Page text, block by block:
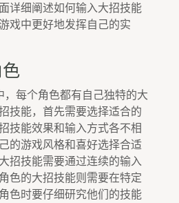
详细阐述如何输入大招技能
戏中更好地发挥自己的实
每个角色都有自己独特的大
技能，首先需要选择适合的
技能效果和输入方式各不相
的游戏风格和喜好选择合适
招技能需要通过连续的输入
色的大招技能则需要在特定
色时要仔细研究他们的技能